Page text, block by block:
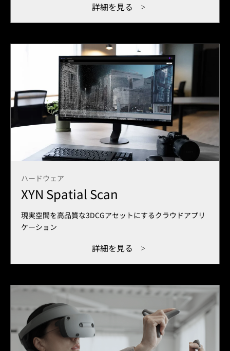
詳細を見る
ハードウェア
XYN Spatial Scan
現実空間を高品質な3DCGアセットにするクラウドアプリ
ケーション
詳細を見る